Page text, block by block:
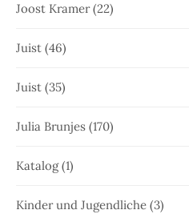
Joost Kramer(22)
Juist (46)
Juist (35)
Julia Brunjes (170)
Katalog(1)
Kinder und Jugendliche (3)